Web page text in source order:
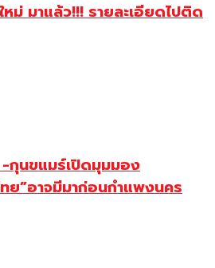
ม่ มาแล้ว!!! รายละเอียดไปติด
กุนขแมร์เปิดมุมมอง
ย”อาจมีมาก่อนกำแพงนคร